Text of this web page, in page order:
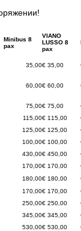
Minibus 8
pax
VIANO
LUSSO 8
pax
35,00€ 35,00
60,00€ 60,00
75,00€ 75,00
115,00€ 115,00
125,00€ 125,00
100,00€ 100,00
430,00€ 450,00
170,00€ 170,00
180,00€ 180,00
170,00€ 170,00
250,00€ 250,00
345,00€ 345,00
530,00€ 530,00